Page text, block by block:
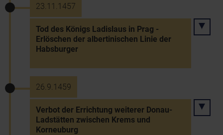
23.11.1457
Tod des Königs Ladislaus in Prag -
Erlöschen der albertinischen Linie der
Habsburger
26.9.1459
Verbot der Errichtung weiterer Donau-
Ladstätten zwischen Krems und
Korneuburg